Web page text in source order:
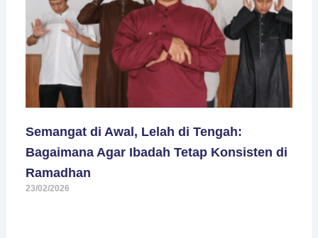
Semangat di Awal, Lelah di Tengah:
Bagaimana Agar Ibadah Tetap Konsisten di
Ramadhan
23/02/2026